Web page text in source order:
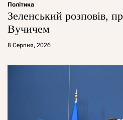
Політика
Зеленський розповів,
Вучичем
8 Серпня, 2026